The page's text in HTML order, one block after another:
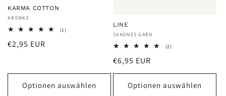
KARMA COTTON
Anbieter:
KREMKE
(1)1
Normaler
€2,95 EUR
Optionen auswählen
LINE
Anbieter:
SANDNES GARN
(2)2
Normaler
Preis
€6,95 EUR
Optionen auswählen